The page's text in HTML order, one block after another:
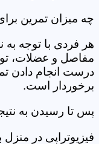
چه میزان تمرین
هر فردی با توجه
مفاصل و عضلات،
درست انجام دادن
برخوردار است.
پس تا رسیدن به
فیزیوتراپی در